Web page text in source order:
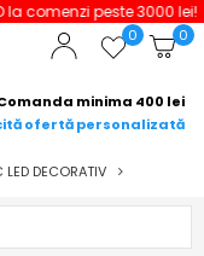
3000 lei!
0 0
minima 400 lei
ofertă personalizată
LED DECORATIV